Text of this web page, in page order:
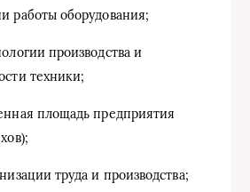
работы оборудования;
производства и
техники;
площадь предприятия
труда и производства;